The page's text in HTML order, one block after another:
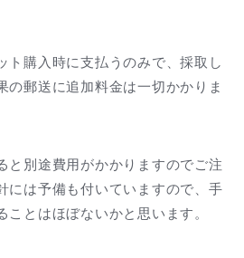
ト購入時に支払うのみで、採取し
の郵送に追加料金は一切かかりま
と別途費用がかかりますのでご注
には予備も付いていますので、手
ことはほぼないかと思います。